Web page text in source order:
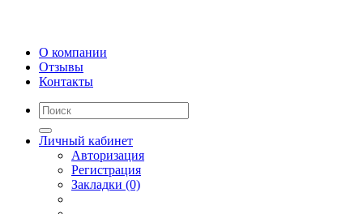
О компании
Отзывы
Контакты
Личный кабинет
Авторизация
Регистрация
Закладки (0)